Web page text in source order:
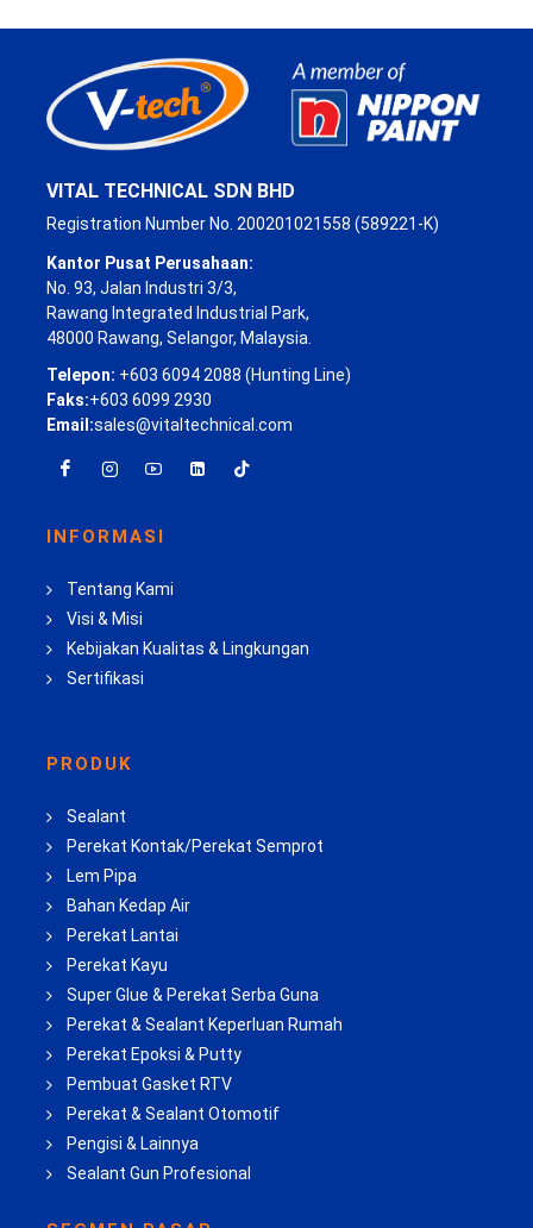
VITAL TECHNICAL SDN BHD
Registration Number No. 200201021558 (589221-K)
Kantor Pusat Perusahaan:
No. 93, Jalan Industri 3/3,
Rawang Integrated Industrial Park,
48000 Rawang, Selangor, Malaysia.
Telepon: +603 6094 2088 (Hunting Line)
Faks:+603 6099 2930
Email:sales@vitaltechnical.com
INFORMASI
Tentang Kami
Visi & Misi
Kebijakan Kualitas & Lingkungan
Sertifikasi
PRODUK
Sealant
Perekat Kontak/Perekat Semprot
Lem Pipa
Bahan Kedap Air
Perekat Lantai
Perekat Kayu
Super Glue & Perekat Serba Guna
Perekat & Sealant Keperluan Rumah
Perekat Epoksi & Putty
Pembuat Gasket RTV
Perekat & Sealant Otomotif
Pengisi & Lainnya
Sealant Gun Profesional